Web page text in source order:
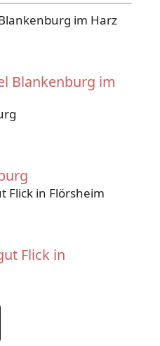
Blankenburg im
Flick in